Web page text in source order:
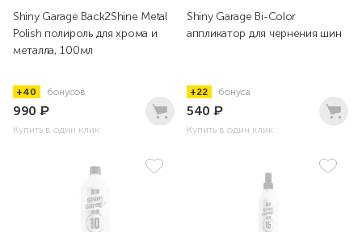
Shiny Garage Back2Shine Metal
Polish полироль для хрома и
металла, 100мл
+40 бонусов
990 ₽
Купить в один клик
Shiny Garage Bi-Color
аппликатор для чернения шин
+22 бонуса
540 ₽
Купить в один клик